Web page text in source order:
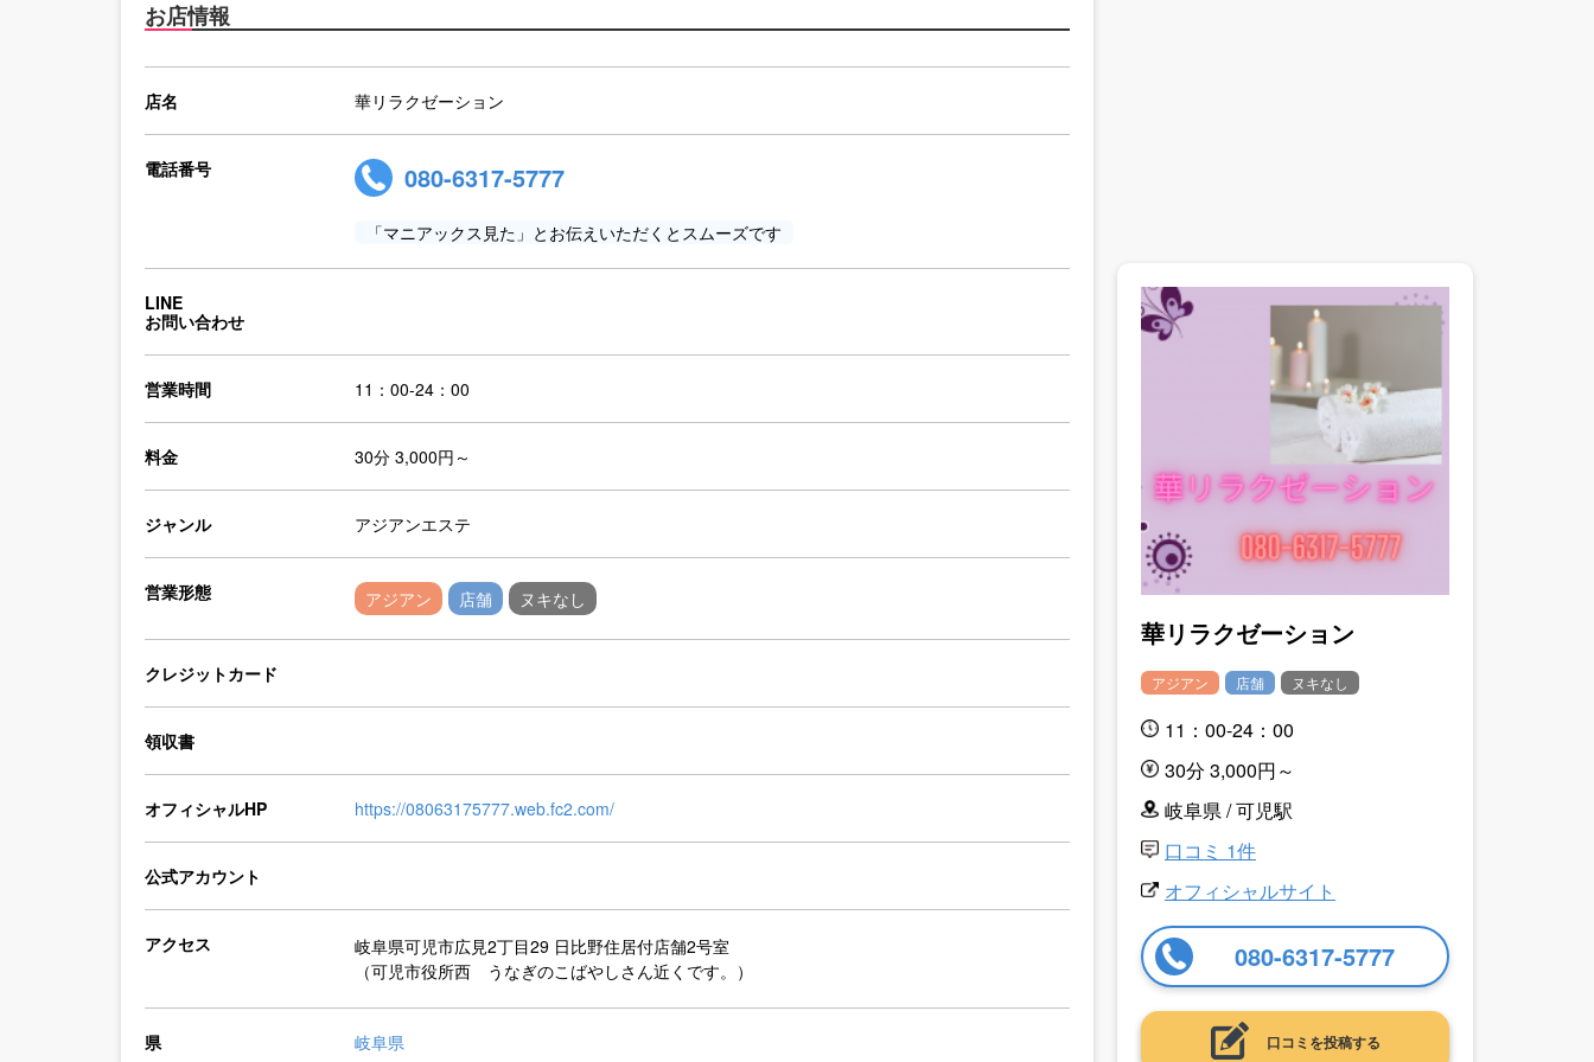
お店情報
店名 華リラクゼーション
電話番号 080-6317-5777
「マニアックス見た」とお伝えいただくとスムーズです
LINE
お問い合わせ
営業時間 11：00-24：00
料金 30分 3,000円～
ジャンル アジアンエステ
営業形態 アジアン 店舗 ヌキなし
クレジットカード
領収書
オフィシャルHP https://08063175777.web.fc2.com/
公式アカウント
アクセス
岐阜県可児市広見2丁目29 日比野住居付店舗2号室
（可児市役所西 うなぎのこばやしさん近くです。）
県 岐阜県
華リラクゼーション
アジアン 店舗 ヌキなし
11：00-24：00
30分 3,000円～
岐阜県 / 可児駅
口コミ 1件
オフィシャルサイト
080-6317-5777
口コミを投稿する